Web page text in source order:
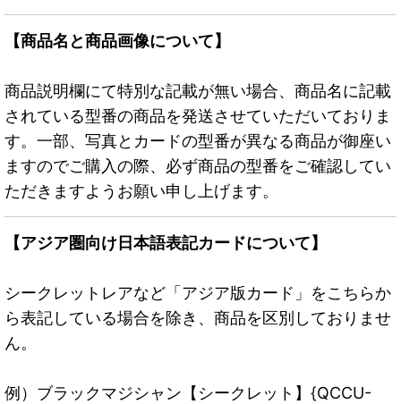
【商品名と商品画像について】
商品説明欄にて特別な記載が無い場合、商品名に記載
されている型番の商品を発送させていただいておりま
す。一部、写真とカードの型番が異なる商品が御座い
ますのでご購入の際、必ず商品の型番をご確認してい
ただきますようお願い申し上げます。
【アジア圏向け日本語表記カードについて】
シークレットレアなど「アジア版カード」をこちらか
ら表記している場合を除き、商品を区別しておりませ
ん。
例）ブラックマジシャン【シークレット】{QCCU-